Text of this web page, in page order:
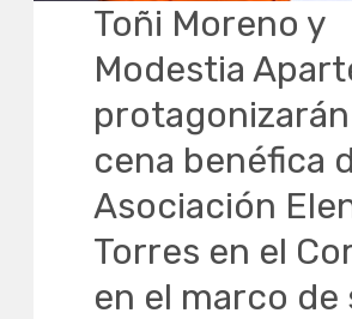
Toñi Moreno y
Modestia
cena benéfica
Asociación
Torres en el
en el marco de